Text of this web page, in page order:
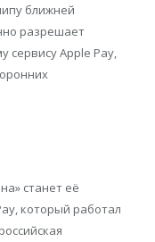
ближней
разрешает
сервису Apple Pay,
станет её
который работал